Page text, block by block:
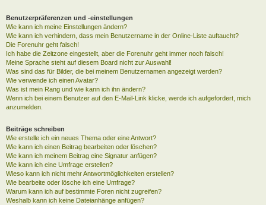
Benutzerpräferenzen und -einstellungen
Wie kann ich meine Einstellungen ändern?
Wie kann ich verhindern, dass mein Benutzername in der Online-Liste auftaucht?
Die Forenuhr geht falsch!
Ich habe die Zeitzone eingestellt, aber die Forenuhr geht immer noch falsch!
Meine Sprache steht auf diesem Board nicht zur Auswahl!
Was sind das für Bilder, die bei meinem Benutzernamen angezeigt werden?
Wie verwende ich einen Avatar?
Was ist mein Rang und wie kann ich ihn ändern?
Wenn ich bei einem Benutzer auf den E-Mail-Link klicke, werde ich aufgefordert, mich
anzumelden.
Beiträge schreiben
Wie erstelle ich ein neues Thema oder eine Antwort?
Wie kann ich einen Beitrag bearbeiten oder löschen?
Wie kann ich meinem Beitrag eine Signatur anfügen?
Wie kann ich eine Umfrage erstellen?
Wieso kann ich nicht mehr Antwortmöglichkeiten erstellen?
Wie bearbeite oder lösche ich eine Umfrage?
Warum kann ich auf bestimmte Foren nicht zugreifen?
Weshalb kann ich keine Dateianhänge anfügen?